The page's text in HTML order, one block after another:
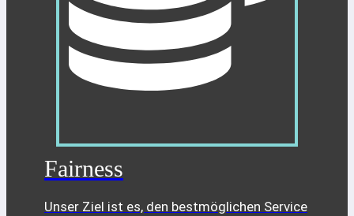
Fairness
Unser Ziel ist es, den bestmöglichen Service